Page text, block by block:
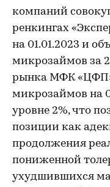
компаний
ренкингах
на 01.01.2023 и
микрозаймов за
рынка МФК
микрозаймов на
уровне 2%, что
позиции как
продолжения
пониженной
ухудшившихся